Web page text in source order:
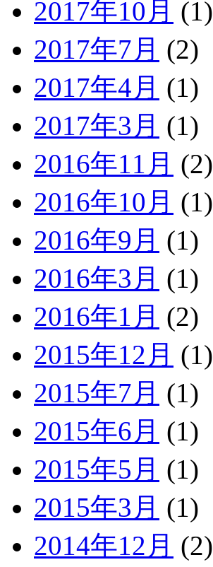
2017年10月 (1)
2017年7月 (2)
2017年4月 (1)
2017年3月 (1)
2016年11月 (2)
2016年10月 (1)
2016年9月 (1)
2016年3月 (1)
2016年1月 (2)
2015年12月 (1)
2015年7月 (1)
2015年6月 (1)
2015年5月 (1)
2015年3月 (1)
2014年12月 (2)